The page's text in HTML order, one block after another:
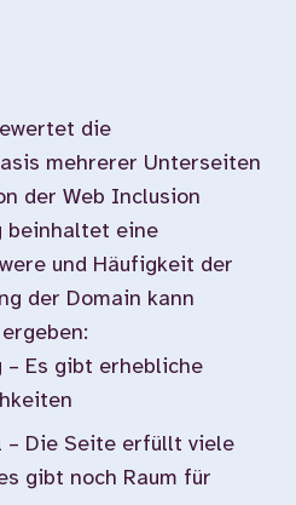
die
mehrerer Unterseiten
der Web Inclusion
beinhaltet eine
und Häufigkeit der
der Domain kann
Es gibt erhebliche
Die Seite erfüllt viele
gibt noch Raum für